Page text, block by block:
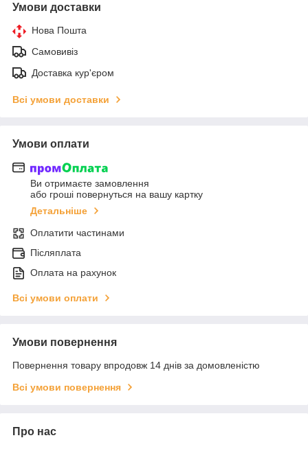
Умови доставки
Нова Пошта
Самовивіз
Доставка кур'єром
Всі умови доставки
Умови оплати
Ви отримаєте замовлення
або гроші повернуться на вашу картку
Детальніше
Оплатити частинами
Післяплата
Оплата на рахунок
Всі умови оплати
Умови повернення
Повернення товару впродовж 14 днів за домовленістю
Всі умови повернення
Про нас